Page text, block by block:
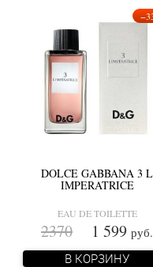
DOLCE GABBANA 3 L
IMPERATRICE
EAU DE TOILETTE
2370 1 599 руб.
В КОРЗИНУ